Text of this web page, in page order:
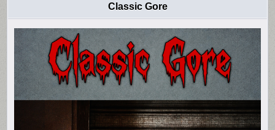
Classic Gore